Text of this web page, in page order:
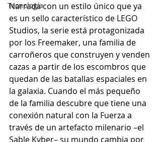
Tecnología
Narrada con un estilo único que ya
es un sello característico de LEGO
Studios, la serie está protagonizada
por los Freemaker, una familia de
carroñeros que construyen y venden
cazas a partir de los escombros que
quedan de las batallas espaciales en
la galaxia. Cuando el más pequeño
de la familia descubre que tiene una
conexión natural con la Fuerza a
través de un artefacto milenario –el
Sable Kyber– su mundo cambia por